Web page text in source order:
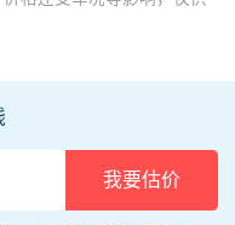
我要估价